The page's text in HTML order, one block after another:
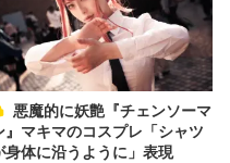
』マキマのコスプレ「シャツ
身体に沿うように」表現